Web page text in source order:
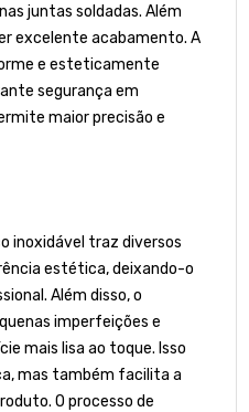
juntas soldadas. Além
excelente acabamento. A
e esteticamente
segurança em
maior precisão e
inoxidável traz diversos
estética, deixando-o
Além disso, o
imperfeições e
mais lisa ao toque. Isso
mas também facilita a
O processo de